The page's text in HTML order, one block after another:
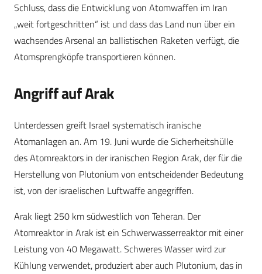
Schluss, dass die Entwicklung von Atomwaffen im Iran
„weit fortgeschritten“ ist und dass das Land nun über ein
wachsendes Arsenal an ballistischen Raketen verfügt, die
Atomsprengköpfe transportieren können.
Angriff auf Arak
Unterdessen greift Israel systematisch iranische
Atomanlagen an. Am 19. Juni wurde die Sicherheitshülle
des Atomreaktors in der iranischen Region Arak, der für die
Herstellung von Plutonium von entscheidender Bedeutung
ist, von der israelischen Luftwaffe angegriffen.
Arak liegt 250 km südwestlich von Teheran. Der
Atomreaktor in Arak ist ein Schwerwasserreaktor mit einer
Leistung von 40 Megawatt. Schweres Wasser wird zur
Kühlung verwendet, produziert aber auch Plutonium, das in